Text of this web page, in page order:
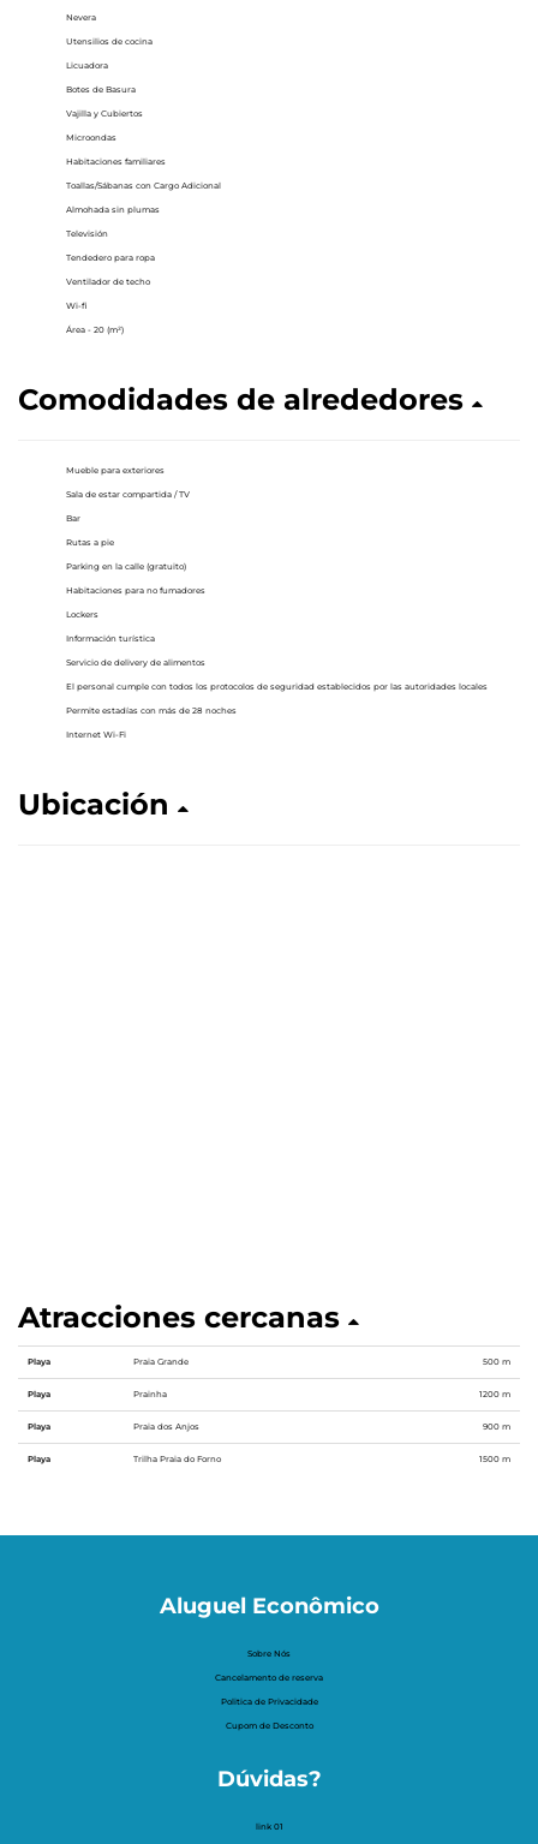
Nevera
Utensilios de cocina
Licuadora
Botes de Basura
Vajilla y Cubiertos
Microondas
Habitaciones familiares
Toallas/Sábanas con Cargo Adicional
Almohada sin plumas
Televisión
Tendedero para ropa
Ventilador de techo
Wi-fi
Área - 20 (m²)
Comodidades de alrededores
Mueble para exteriores
Sala de estar compartida / TV
Bar
Rutas a pie
Parking en la calle (gratuito)
Habitaciones para no fumadores
Lockers
Información turística
Servicio de delivery de alimentos
El personal cumple con todos los protocolos de seguridad establecidos por las autoridades locales
Permite estadías con más de 28 noches
Internet Wi-Fi
Ubicación
Atracciones cercanas
Playa Praia Grande 500 m
Playa Prainha 1200 m
Playa Praia dos Anjos 900 m
Playa Trilha Praia do Forno 1500 m
Aluguel Econômico
Sobre Nós
Cancelamento de reserva
Politica de Privacidade
Cupom de Desconto
Dúvidas?
link 01